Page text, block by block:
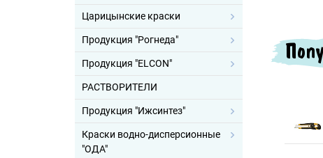
Царицынские краски
Продукция "Рогнеда"
Продукция "ELCON"
РАСТВОРИТЕЛИ
Продукция "Ижсинтез"
Краски водно-дисперсионные
"ОДА"